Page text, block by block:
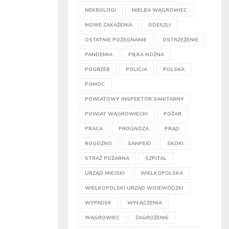
NEKROLOGI NIELBA WĄGROWIEC
NOWE ZAKAŻENIA ODESZLI
OSTATNIE POŻEGNANIE OSTRZEŻENIE
PANDEMIA PIŁKA NOŻNA
POGRZEB POLICJA POLSKA
POMOC
POWIATOWY INSPEKTOR SANITARNY
POWIAT WĄGROWIECKI POŻAR
PRACA PROGNOZA PRĄD
ROGOŹNO SANPEID SKOKI
STRAŻ POŻARNA SZPITAL
URZĄD MIEJSKI WIELKOPOLSKA
WIELKOPOLSKI URZĄD WOJEWÓDZKI
WYPADEK WYŁĄCZENIA
WĄGROWIEC ZAGROŻENIE